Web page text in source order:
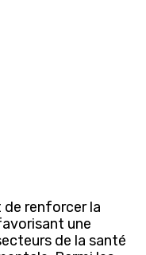
renforcer la
une
de la santé